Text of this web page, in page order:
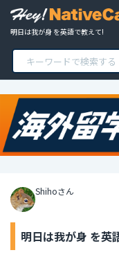
明日は我が身 を英語で教えて!
Shihoさん
明日は我が身 を英